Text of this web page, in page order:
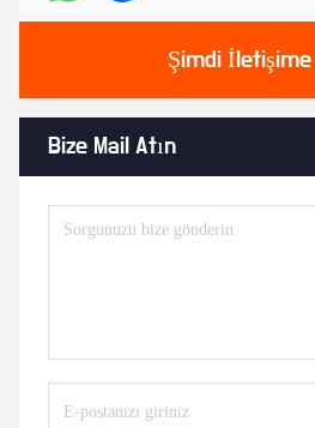
Şimdi İletişime
Bize Mail Atın